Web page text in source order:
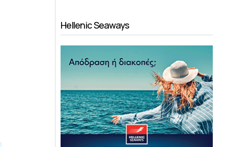
Hellenic Seaways